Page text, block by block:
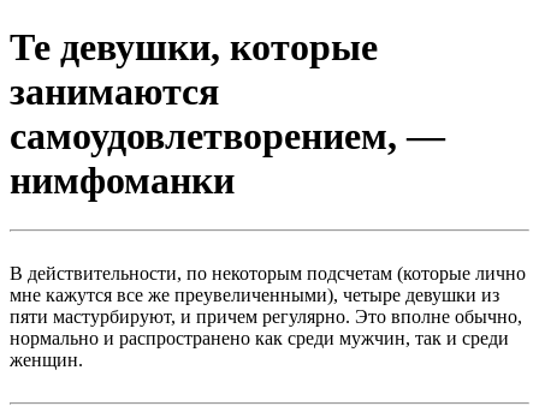
Те девушки, которые
занимаются
самоудовлетворением, —
нимфоманки
В действительности, по некоторым подсчетам (которые лично
мне кажутся все же преувеличенными), четыре девушки из
пяти мастурбируют, и причем регулярно. Это вполне обычно,
нормально и распространено как среди мужчин, так и среди
женщин.